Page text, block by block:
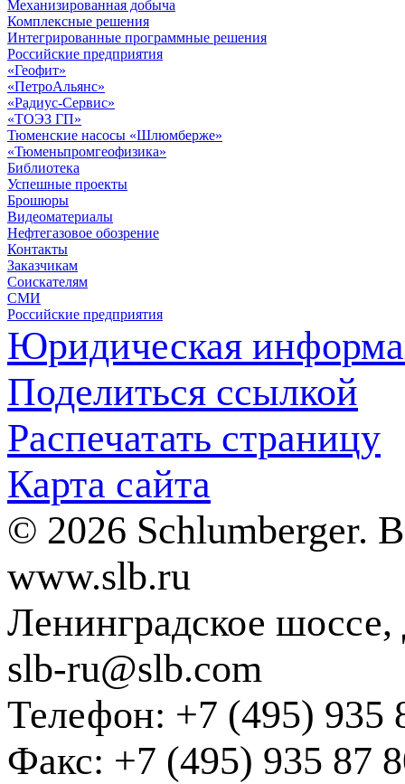
Механизированная добыча
Комплексные решения
Интегрированные программные решения
Российские предприятия
«Геофит»
«ПетроАльянс»
«Радиус-Сервис»
«ТОЭЗ ГП»
Тюменские насосы «Шлюмберже»
«Тюменьпромгеофизика»
Библиотека
Успешные проекты
Брошюры
Видеоматериалы
Нефтегазовое обозрение
Контакты
Заказчикам
Соискателям
СМИ
Российские предприятия
Юридическая
Поделиться ссылкой
Распечатать страницу
Карта сайта
© 2026 Schlumberger.
www.slb.ru
Ленинградское
slb-ru@slb.com
Телефон: +7 (495) 935
Факс: +7 (495) 935 87